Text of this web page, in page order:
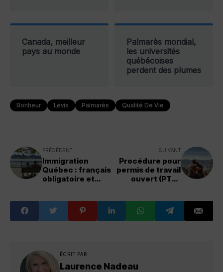
Canada, meilleur
pays au monde
Palmarès mondial,
les universités
québécoises
perdent des plumes
Bonheur Lévis Palmarès Qualité De Vie
PRÉCÉDENT
Immigration
Québec : français
obligatoire et
SUIVANT
Procédure pour
permis de travail
ouvert (PTO)
ÉCRIT PAR
Laurence Nadeau